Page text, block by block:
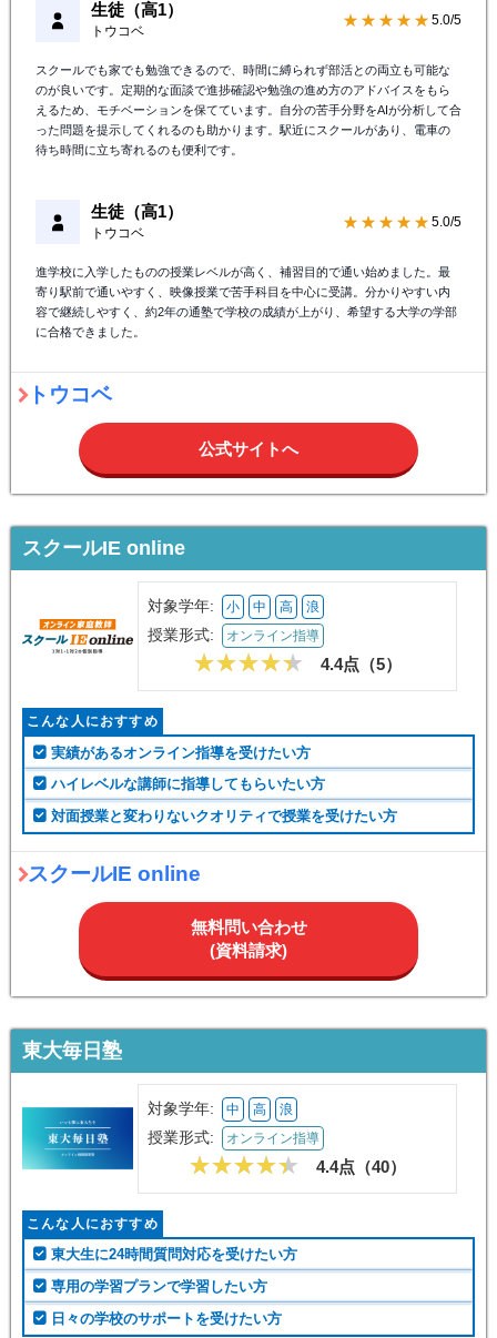
生徒（高1）
トウコベ
★★★★★ 5.0/5
スクールでも家でも勉強できるので、時間に縛られず部活との両立も可能な
のが良いです。定期的な面談で進捗確認や勉強の進め方のアドバイスをもら
えるため、モチベーションを保てています。自分の苦手分野をAIが分析して合
った問題を提示してくれるのも助かります。駅近にスクールがあり、電車の
待ち時間に立ち寄れるのも便利です。
生徒（高1）
トウコベ
★★★★★ 5.0/5
進学校に入学したものの授業レベルが高く、補習目的で通い始めました。最
寄り駅前で通いやすく、映像授業で苦手科目を中心に受講。分かりやすい内
容で継続しやすく、約2年の通塾で学校の成績が上がり、希望する大学の学部
に合格できました。
トウコベ
公式サイトへ
スクールIE online
対象学年: 小 中 高 浪
授業形式: オンライン指導
4.4点（5）
こんな人におすすめ
実績があるオンライン指導を受けたい方
ハイレベルな講師に指導してもらいたい方
対面授業と変わりないクオリティで授業を受けたい方
スクールIE online
無料問い合わせ
(資料請求)
東大毎日塾
対象学年: 中 高 浪
授業形式: オンライン指導
4.4点（40）
こんな人におすすめ
東大生に24時間質問対応を受けたい方
専用の学習プランで学習したい方
日々の学校のサポートを受けたい方